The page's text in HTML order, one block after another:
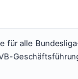
für alle